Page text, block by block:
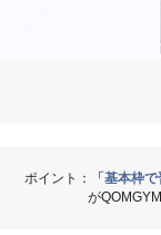
ポイント： 「基本枠で
が